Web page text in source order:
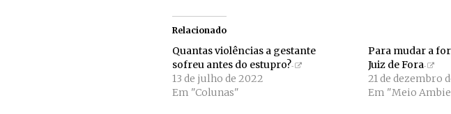
Relacionado
Quantas violências a gestante
sofreu antes do estupro?
13 de julho de 2022
Em "Colunas"
Para mudar a
Juiz de Fora
21 de dezembro
Em "Meio